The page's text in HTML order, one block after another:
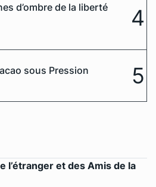
d’ombre de la liberté
4
sous Pression 5
l’étranger et des Amis de la